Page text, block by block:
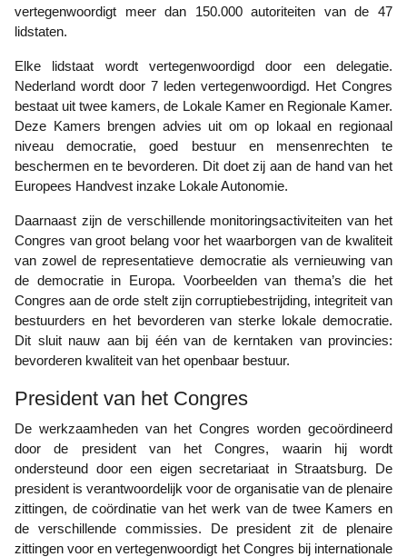
vertegenwoordigt meer dan 150.000 autoriteiten van de 47
lidstaten.
Elke lidstaat wordt vertegenwoordigd door een delegatie.
Nederland wordt door 7 leden vertegenwoordigd. Het Congres
bestaat uit twee kamers, de Lokale Kamer en Regionale Kamer.
Deze Kamers brengen advies uit om op lokaal en regionaal
niveau democratie, goed bestuur en mensenrechten te
beschermen en te bevorderen. Dit doet zij aan de hand van het
Europees Handvest inzake Lokale Autonomie.
Daarnaast zijn de verschillende monitoringsactiviteiten van het
Congres van groot belang voor het waarborgen van de kwaliteit
van zowel de representatieve democratie als vernieuwing van
de democratie in Europa. Voorbeelden van thema’s die het
Congres aan de orde stelt zijn corruptiebestrijding, integriteit van
bestuurders en het bevorderen van sterke lokale democratie.
Dit sluit nauw aan bij één van de kerntaken van provincies:
bevorderen kwaliteit van het openbaar bestuur.
President van het Congres
De werkzaamheden van het Congres worden gecoördineerd
door de president van het Congres, waarin hij wordt
ondersteund door een eigen secretariaat in Straatsburg. De
president is verantwoordelijk voor de organisatie van de plenaire
zittingen, de coördinatie van het werk van de twee Kamers en
de verschillende commissies. De president zit de plenaire
zittingen voor en vertegenwoordigt het Congres bij internationale